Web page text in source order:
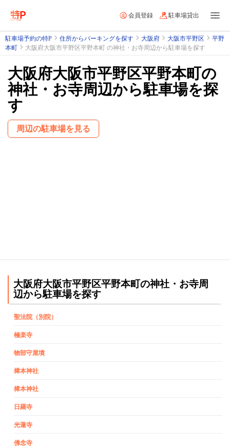
会員登録 駐車場貸出
駐車場予約の特P 住所からパーキングを探す 大阪府 大阪市平野区
平野
本町
大阪府大阪市平野区平野本町 の神社・お寺周辺から駐車場を探す
大阪府大阪市平野区平野本町の
神社・お寺周辺から駐車場を探
す
周辺の駐車場を見る
大阪府大阪市平野区平野本町の神社・お寺周
辺から駐車場を探す
聖法院（別院）
極楽寺
物部守屋墳
樟本神社
樟本神社
日羅寺
光蓮寺
佛念寺